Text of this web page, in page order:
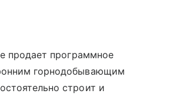
продает программное
горнодобывающим
строит и